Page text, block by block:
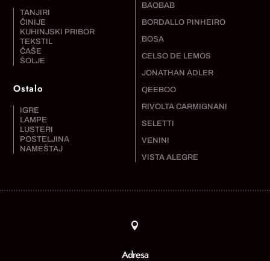
TANJIRI
ČINIJE
KUHINJSKI PRIBOR
TEKSTIL
ČAŠE
ŠOLJE
Ostalo
IGRE
LAMPE
LUSTERI
POSTELJINA
NAMEŠTAJ
BAOBAB
BORDALLO PINHEIRO
BOSA
CELSO DE LEMOS
JONATHAN ADLER
QEEBOO
RIVOLTA CARMIGNANI
SELETTI
VENINI
VISTA ALEGRE

Adresa